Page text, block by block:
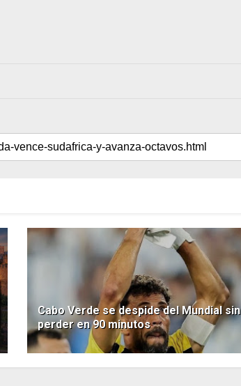
Cabo Verde se despide del Mundial sin
perder en 90 minutos